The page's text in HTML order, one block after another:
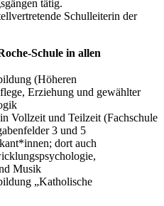
tätig.
Schulleiterin der
Schule in allen
(Höheren
Erziehung und gewählter
Vollzeit und Teilzeit (Fachschule
3 und 5
dort auch
Musik
„Katholische